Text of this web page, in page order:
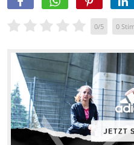
0/5 0